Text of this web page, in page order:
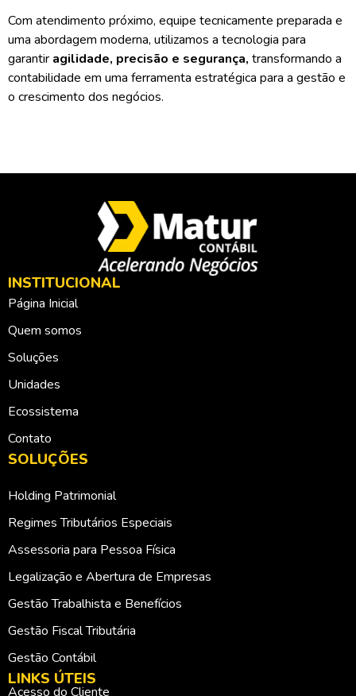
Com atendimento próximo, equipe tecnicamente preparada e
uma abordagem moderna, utilizamos a tecnologia para
garantir agilidade, precisão e segurança, transformando a
contabilidade em uma ferramenta estratégica para a gestão e
o crescimento dos negócios.
INSTITUCIONAL
Página Inicial
Quem somos
Soluções
Unidades
Ecossistema
Contato
SOLUÇÕES
Holding Patrimonial
Regimes Tributários Especiais
Assessoria para Pessoa Física
Legalização e Abertura de Empresas
Gestão Trabalhista e Benefícios
Gestão Fiscal Tributária
Gestão Contábil
LINKS ÚTEIS
Acesso do Cliente